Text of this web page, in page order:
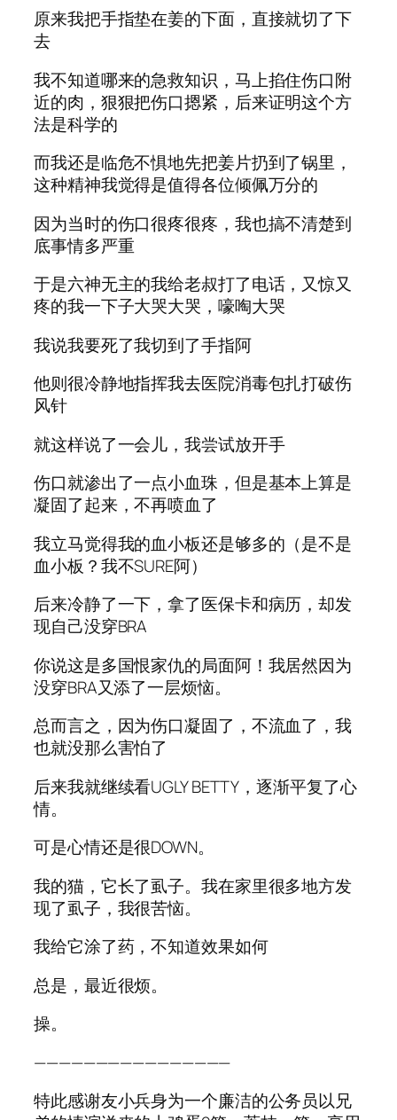
原来我把手指垫在姜的下面，直接就切了下
去
我不知道哪来的急救知识，马上掐住伤口附
近的肉，狠狠把伤口摁紧，后来证明这个方
法是科学的
而我还是临危不惧地先把姜片扔到了锅里，
这种精神我觉得是值得各位倾佩万分的
因为当时的伤口很疼很疼，我也搞不清楚到
底事情多严重
于是六神无主的我给老叔打了电话，又惊又
疼的我一下子大哭大哭，嚎啕大哭
我说我要死了我切到了手指阿
他则很冷静地指挥我去医院消毒包扎打破伤
风针
就这样说了一会儿，我尝试放开手
伤口就渗出了一点小血珠，但是基本上算是
凝固了起来，不再喷血了
我立马觉得我的血小板还是够多的（是不是
血小板？我不SURE阿）
后来冷静了一下，拿了医保卡和病历，却发
现自己没穿BRA
你说这是多国恨家仇的局面阿！我居然因为
没穿BRA又添了一层烦恼。
总而言之，因为伤口凝固了，不流血了，我
也就没那么害怕了
后来我就继续看UGLY BETTY，逐渐平复了心
情。
可是心情还是很DOWN。
我的猫，它长了虱子。我在家里很多地方发
现了虱子，我很苦恼。
我给它涂了药，不知道效果如何
总是，最近很烦。
操。
————————————————
特此感谢友小兵身为一个廉洁的公务员以兄